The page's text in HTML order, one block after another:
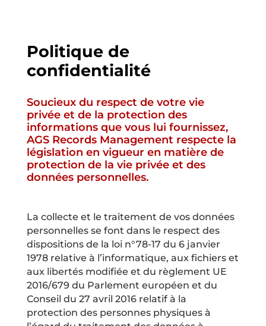
Politique de
confidentialité
Soucieux du respect de votre vie
privée et de la protection des
informations que vous lui fournissez,
AGS Records Management respecte la
législation en vigueur en matière de
protection de la vie privée et des
données personnelles.
La collecte et le traitement de vos données
personnelles se font dans le respect des
dispositions de la loi n°78-17 du 6 janvier
1978 relative à l’informatique, aux fichiers et
aux libertés modifiée et du règlement UE
2016/679 du Parlement européen et du
Conseil du 27 avril 2016 relatif à la
protection des personnes physiques à